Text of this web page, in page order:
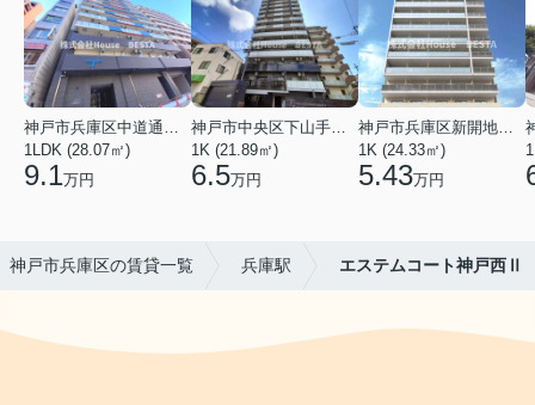
1LDK (28.07㎡)
9.1万円
1K (21.89㎡)
6.5万円
1K (24.33㎡)
5.43万円
神戸市兵庫区の賃貸一覧 兵庫駅 エステムコート神戸西Ⅱ